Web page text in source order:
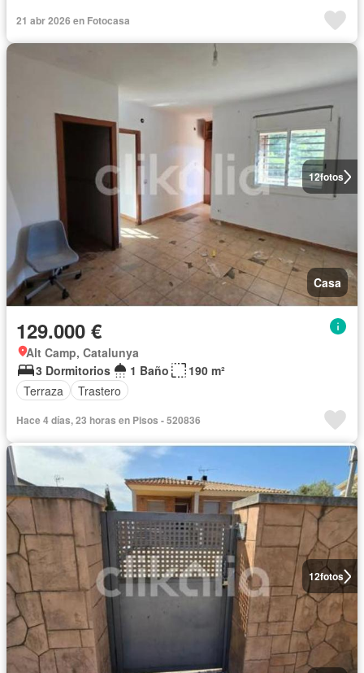
21 abr 2026 en Fotocasa
12fotos
Casa
129.000 €
Alt Camp, Catalunya
3 Dormitorios
1 Baño
190 m²
Terraza
Trastero
Hace 4 días, 23 horas en Pisos - 520836
12fotos